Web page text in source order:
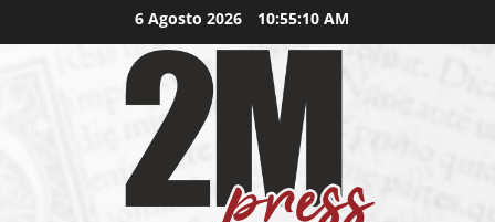
6 Agosto 2026 10:55:11 AM